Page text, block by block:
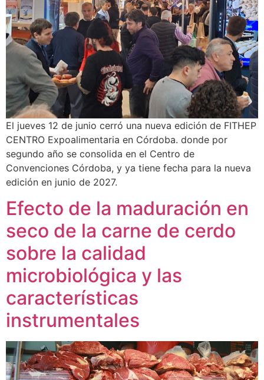
El jueves 12 de junio cerró una nueva edición de FITHEP
CENTRO Expoalimentaria en Córdoba. donde por
segundo año se consolida en el Centro de
Convenciones Córdoba, y ya tiene fecha para la nueva
edición en junio de 2027.
Efecto de la maduración en
seco de la carne de cerdo
sobre la calidad
microbiológica y las
características
instrumentales